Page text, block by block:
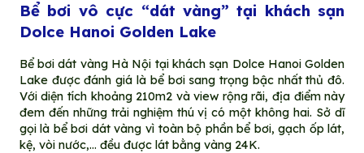
Bể bơi vô cực “dát vàng” tại khách sạn
Dolce Hanoi Golden Lake
Bể bơi dát vàng Hà Nội tại khách sạn Dolce Hanoi Golden
Lake được đánh giá là bể bơi sang trọng bậc nhất thủ đô.
Với diện tích khoảng 210m2 và view rộng rãi, địa điểm này
đem đến những trải nghiệm thú vị có một không hai. Sở dĩ
gọi là bể bơi dát vàng vì toàn bộ phần bể bơi, gạch ốp lát,
kệ, vòi nước,… đều được lát bằng vàng 24K.